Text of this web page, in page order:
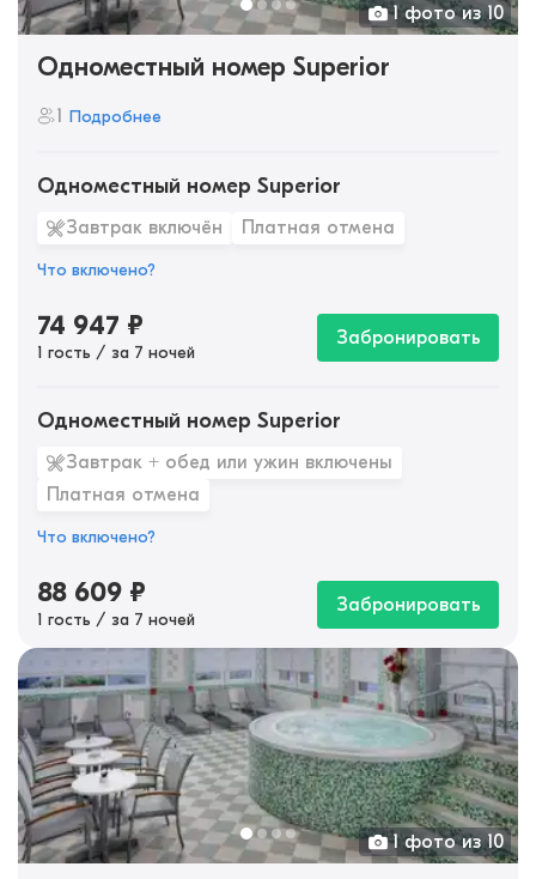
1 фото из 10
Одноместный номер Superior
1 Подробнее
Одноместный номер Superior
Завтрак включён Платная отмена
Что включено?
74 947 ₽
1 гость / за 7 ночей
Забронировать
Одноместный номер Superior
Завтрак + обед или ужин включены
Платная отмена
Что включено?
88 609 ₽
1 гость / за 7 ночей
Забронировать
1 фото из 10